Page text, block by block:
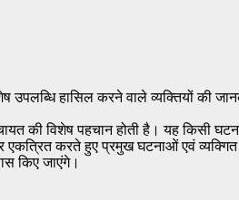
उपलब्धि हासिल करने वाले व्यक्तियों की
की विशेष पहचान होती है। यह किसी
करते हुए प्रमुख घटनाओं एवं
किए जाएंगे।